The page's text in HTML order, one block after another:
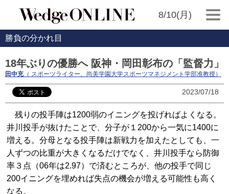
8/10(月)
勝負の分かれ目
18年ぶりの優勝へ 阪神・岡田彰布の「監督力」
田中充（ スポーツライター、尚美学園大学スポーツマネジメント学部准教授）
2023/07/18
残りの投手陣は1200弱のイニングを投げればよくなる。
井川投手が抜けたことで、分子が１200から一気に1400に
増える。分母となる投手陣は新戦力を加えたとしても、一
人ずつの比重が大きくなるだけでなく、井川投手なら防御
率３点（06年は2.97）で済むところが、他の投手で同じ
200イニングを埋めれば失点の機会が増える可能性も高く
なる。